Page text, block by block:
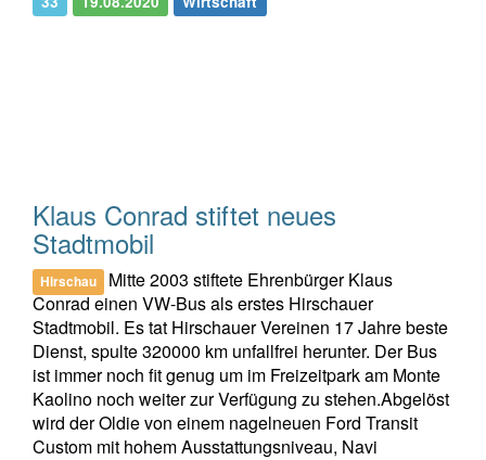
Klaus Conrad stiftet neues
Stadtmobil
Hirschau
Mitte 2003 stiftete Ehrenbürger Klaus
Conrad einen VW-Bus als erstes Hirschauer
Stadtmobil. Es tat Hirschauer Vereinen 17 Jahre beste
Dienst, spulte 320000 km unfallfrei herunter. Der Bus
ist immer noch fit genug um im Freizeitpark am Monte
Kaolino noch weiter zur Verfügung zu stehen.Abgelöst
wird der Oldie von einem nagelneuen Ford Transit
Custom mit hohem Ausstattungsniveau, Navi